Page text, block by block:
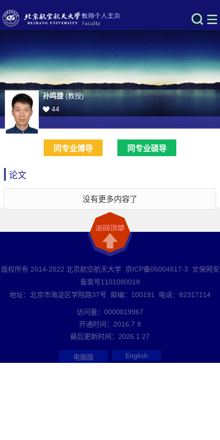
孙鸣捷(教授)
44
同专业博导 同专业硕导
论文
没有更多内容了
版权所有 2014-2022 北京航空航天大学 京ICP备05004617-3 文保网安
备案号1101080018
地址：北京市海淀区学院路37号 邮编：100191 电话：82317114
访问量： 0000019967
开通时间： 2016 7 9
最后更新时间： 2026 1 27
电脑版 English